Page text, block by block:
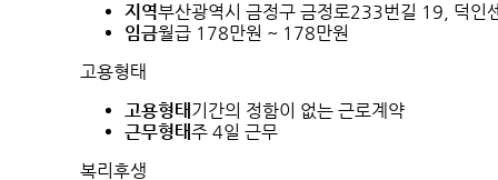
지역부산광역시 금정구 금정로233번길 19, 덕인
임금월급 178만원 ~ 178만원
고용형태
고용형태 기간의 정함이 없는 근로계약
근무형태주 4일 근무
복리후생